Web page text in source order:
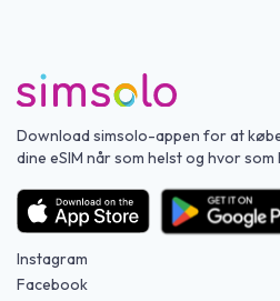
Download simsolo-appen for at
dine eSIM når som helst og hvor som
Instagram
Facebook